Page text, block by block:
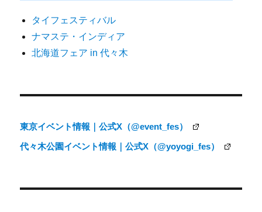
ー
シ
タイフェスティバル
ナマステ・インディア
北海道フェア in 代々木
東京イベント情報｜公式X（@event_fes）
代々木公園イベント情報｜公式X（@yoyogi_fes）